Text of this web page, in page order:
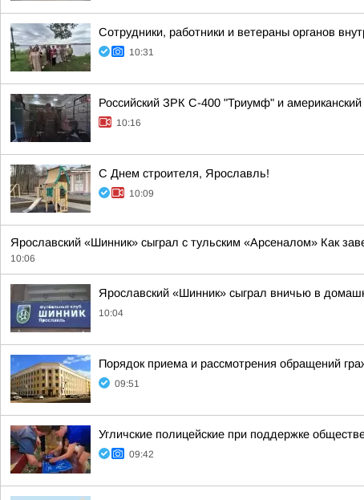
Сотрудники, работники и ветераны органов
10:31
Российский ЗРК С-400 "Триумф" и
10:16
С Днем строителя, Ярославль!
10:09
Ярославский «Шинник» сыграл с тульским «Арсеналом» Как
10:06
Ярославский «Шинник» сыграл вничью в
10:04
Порядок приема и рассмотрения обращений
09:51
Угличские полицейские при поддержке
09:42